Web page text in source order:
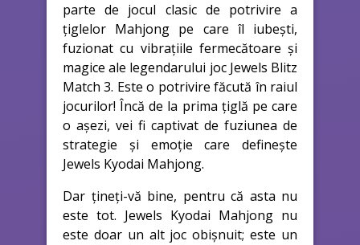
parte de jocul clasic de potrivire a
țiglelor Mahjong pe care îl iubești,
fuzionat cu vibrațiile fermecătoare și
magice ale legendarului joc Jewels Blitz
Match 3. Este o potrivire făcută în raiul
jocurilor! Încă de la prima țiglă pe care
o așezi, vei fi captivat de fuziunea de
strategie și emoție care definește
Jewels Kyodai Mahjong.
Dar țineți-vă bine, pentru că asta nu
este tot. Jewels Kyodai Mahjong nu
este doar un alt joc obișnuit; este un